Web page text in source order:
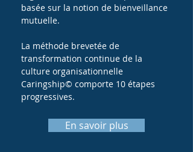
basée sur la notion de bienveillance
mutuelle.
La méthode brevetée de
transformation continue de la
culture organisationnelle
Caringship© comporte 10 étapes
progressives.
En savoir plus